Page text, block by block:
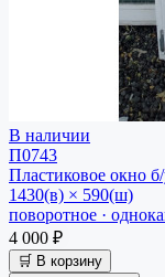
В наличии
П0743
Пластиковое окно
1430(в) × 590(ш)
поворотное ·
4 000 ₽
🛒 В корзину